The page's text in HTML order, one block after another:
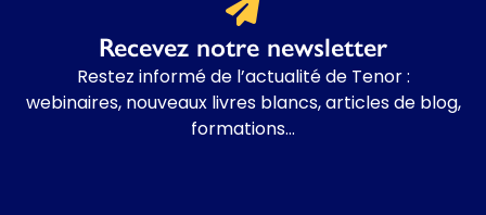
Recevez notre newsletter
Restez informé de l’actualité de Tenor :
webinaires, nouveaux livres blancs, articles de blog,
formations…